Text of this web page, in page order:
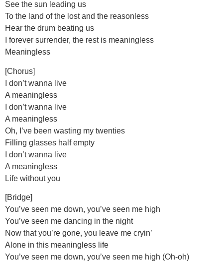
See the sun leading us
To the land of the lost and the reasonless
Hear the drum beating us
I forever surrender, the rest is meaningless
Meaningless
[Chorus]
I don’t wanna live
A meaningless
I don’t wanna live
A meaningless
Oh, I’ve been wasting my twenties
Filling glasses half empty
I don’t wanna live
A meaningless
Life without you
[Bridge]
You’ve seen me down, you’ve seen me high
You’ve seen me dancing in the night
Now that you’re gone, you leave me cryin’
Alone in this meaningless life
You’ve seen me down, you’ve seen me high (Oh-oh)